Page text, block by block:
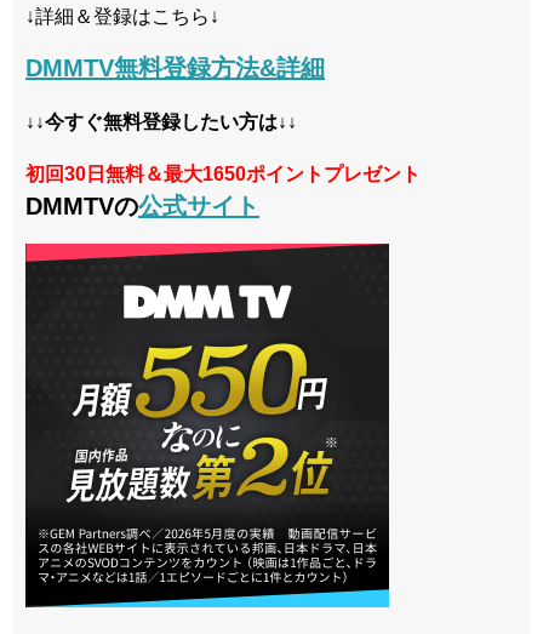
↓詳細＆登録はこちら↓
DMMTV無料登録方法&詳細
↓↓今すぐ無料登録したい方は↓↓
初回30日無料＆最大1650ポイントプレゼント
DMMTVの公式サイト